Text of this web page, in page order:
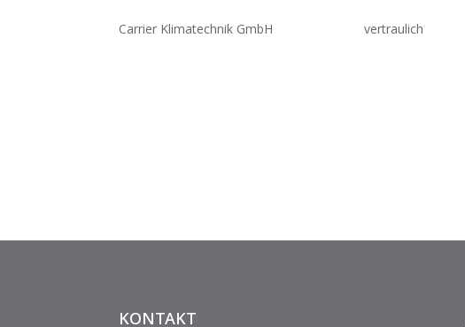
Carrier Klima­tech­nik GmbH vertrau­lich
KONTAKT